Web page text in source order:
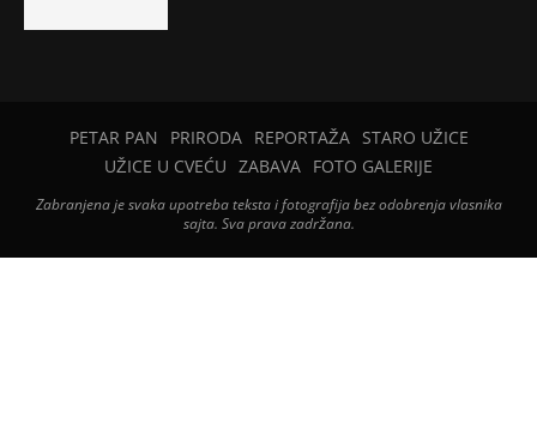
PETAR PAN PRIRODA REPORTAŽA
STARO UŽICE
UŽICE U CVEĆU ZABAVA FOTO GALERIJE
Zabranjena je svaka upotreba teksta i fotografija bez odobrenja vlasnika
sajta. Sva prava zadržana.